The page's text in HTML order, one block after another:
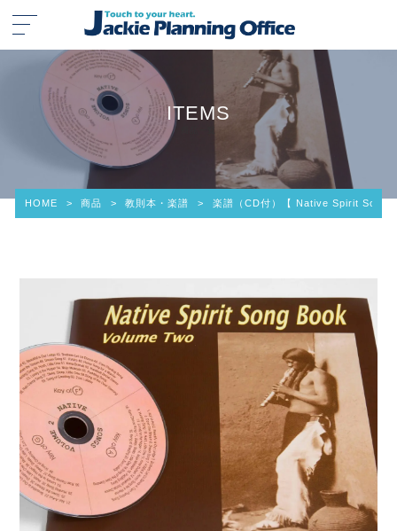
ITEMS
HOME > 商品 > 教則本・楽譜 > 楽譜（CD付）【 Native Spirit Song